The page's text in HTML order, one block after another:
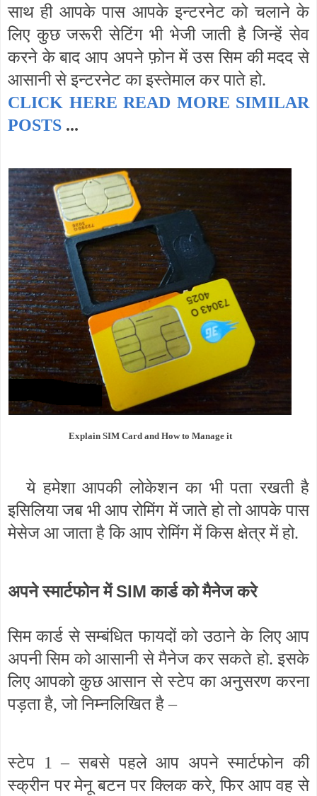
साथ ही आपके पास आपके इन्टरनेट को चलाने के
लिए कुछ जरूरी सेटिंग भी भेजी जाती है जिन्हें सेव
करने के बाद आप अपने फ़ोन में उस सिम की मदद से
आसानी से इन्टरनेट का इस्तेमाल कर पाते हो.
CLICK HERE READ MORE SIMILAR
POSTS ...
Explain SIM Card and How to Manage it
ये हमेशा आपकी लोकेशन का भी पता रखती है
इसिलिया जब भी आप रोमिंग में जाते हो तो आपके पास
मेसेज आ जाता है कि आप रोमिंग में किस क्षेत्र में हो.
अपने स्मार्टफोन मेंSIM कार्ड को मैनेज करे
सिम कार्ड से सम्बंधित फायदों को उठाने के लिए आप
अपनी सिम को आसानी से मैनेज कर सकते हो. इसके
लिए आपको कुछ आसान से स्टेप का अनुसरण करना
पड़ता है, जो निम्नलिखित है –
स्टेप 1 – सबसे पहले आप अपने स्मार्टफोन की
स्क्रीन पर मेनू बटन पर क्लिक करे, फिर आप वह से